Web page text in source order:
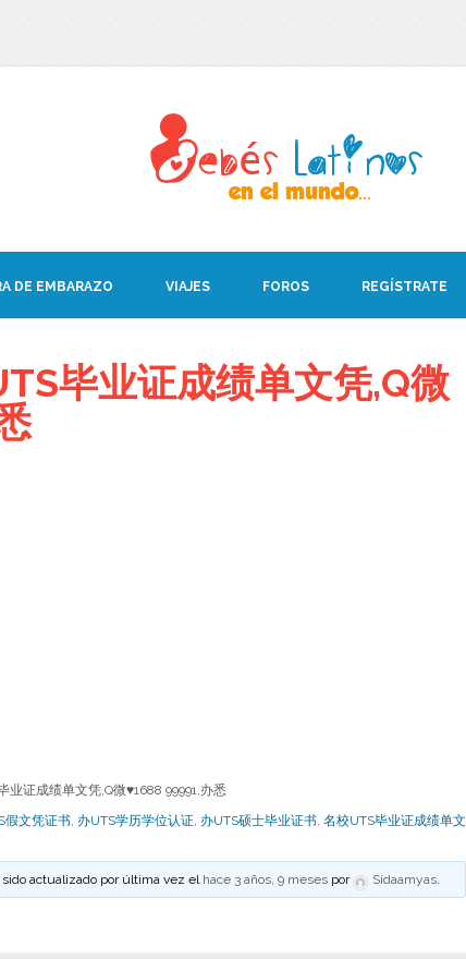
DE EMBARAZO VIAJES FOROS REGÍSTRATE
毕业证成绩单文凭,Q微
证成绩单文凭,Q微♥1688 99991,办悉
假文凭证书, 办UTS学历学位认证, 办UTS硕士毕业证书, 名校UTS毕业证成绩单文
actualizado por última vez el hace 3 años, 9 meses por Sidaamyas.